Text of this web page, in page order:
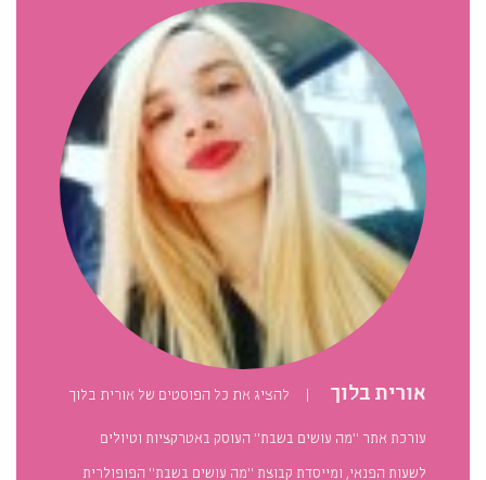
אורית בלוך להציג את כל הפוסטים של אורית בלוך
עורכת אתר "מה עושים בשבת" העוסק באטרקציות וטיולים
לשעות הפנאי, ומייסדת קבוצת "מה עושים בשבת" הפופולרית